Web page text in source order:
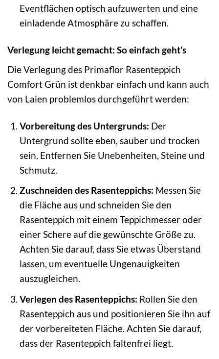
Eventflächen optisch aufzuwerten und eine
einladende Atmosphäre zu schaffen.
Verlegung leicht gemacht: So einfach geht’s
Die Verlegung des Primaflor Rasenteppich
Comfort Grün ist denkbar einfach und kann auch
von Laien problemlos durchgeführt werden:
Vorbereitung des Untergrunds: Der
Untergrund sollte eben, sauber und trocken
sein. Entfernen Sie Unebenheiten, Steine und
Schmutz.
Zuschneiden des Rasenteppichs: Messen Sie
die Fläche aus und schneiden Sie den
Rasenteppich mit einem Teppichmesser oder
einer Schere auf die gewünschte Größe zu.
Achten Sie darauf, dass Sie etwas Überstand
lassen, um eventuelle Ungenauigkeiten
auszugleichen.
Verlegen des Rasenteppichs: Rollen Sie den
Rasenteppich aus und positionieren Sie ihn auf
der vorbereiteten Fläche. Achten Sie darauf,
dass der Rasenteppich faltenfrei liegt.